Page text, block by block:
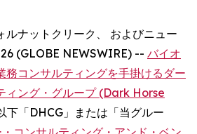
ルナットクリーク、 およびニュー
(GLOBE NEWSWIRE) -- バイオ
務コンサルティングを手掛けるダー
ィング・グループ (Dark Horse
下「DHCG」または「当グルー